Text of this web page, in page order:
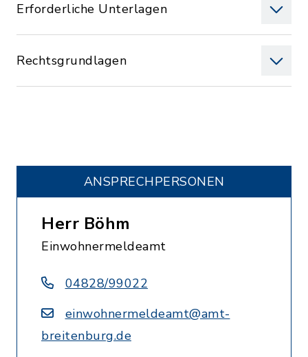
Erforderliche Unterlagen
Rechtsgrundlagen
ANSPRECHPERSONEN
Herr Böhm
Einwohnermeldeamt
04828/99022
einwohnermeldeamt@amt-
breitenburg.de